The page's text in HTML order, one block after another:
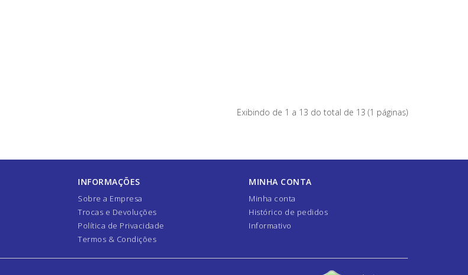
Exibindo de 1 a 13 do total de 13 (1 páginas)
INFORMAÇÕES
Sobre a Empresa
Trocas e Devoluções
Política de Privacidade
Termos & Condições
MINHA CONTA
Minha conta
Histórico de pedidos
Informativo